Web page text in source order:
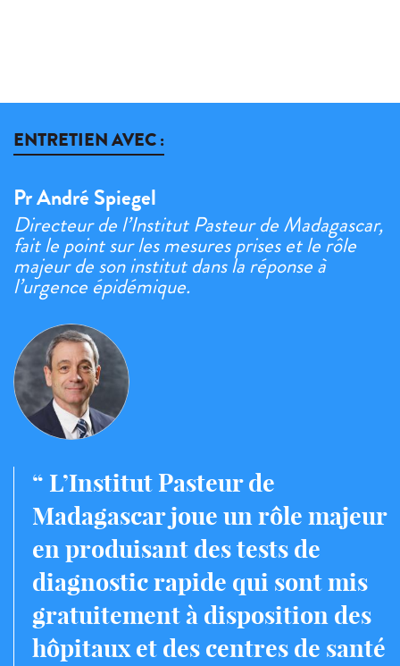
ENTRETIEN AVEC :
Pr André Spiegel
Directeur de l’Institut Pasteur de Madagascar,
fait le point sur les mesures prises et le rôle
majeur de son institut dans la réponse à
l’urgence épidémique.
L’Institut Pasteur de
Madagascar joue un rôle majeur
en produisant des tests de
diagnostic rapide qui sont mis
gratuitement à disposition des
hôpitaux et des centres de santé